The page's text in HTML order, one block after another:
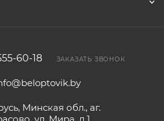
60-18 ЗАКАЗАТЬ ЗВОНОК
Минская обл., аг.